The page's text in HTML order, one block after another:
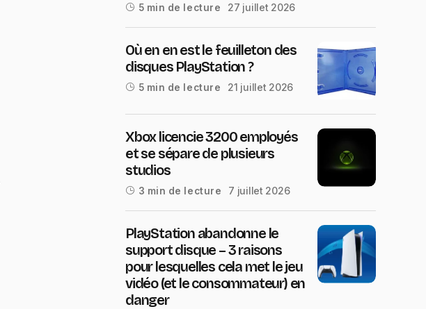
5 min de lecture 27 juillet 2026
Où en en est le feuilleton des
disques PlayStation ?
5 min de lecture 21 juillet 2026
Xbox licencie 3200 employés
et se sépare de plusieurs
studios
3 min de lecture 7 juillet 2026
PlayStation abandonne le
support disque – 3 raisons
pour lesquelles cela met le jeu
vidéo (et le consommateur) en
danger